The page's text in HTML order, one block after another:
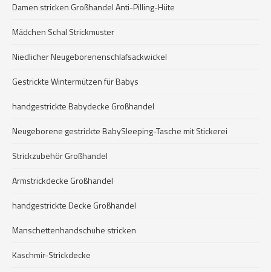
Damen stricken Großhandel Anti-Pilling-Hüte
Mädchen Schal Strickmuster
Niedlicher Neugeborenenschlafsackwickel
Gestrickte Wintermützen für Babys
handgestrickte Babydecke Großhandel
Neugeborene gestrickte BabySleeping-Tasche mit Stickerei
Strickzubehör Großhandel
Armstrickdecke Großhandel
handgestrickte Decke Großhandel
Manschettenhandschuhe stricken
Kaschmir-Strickdecke